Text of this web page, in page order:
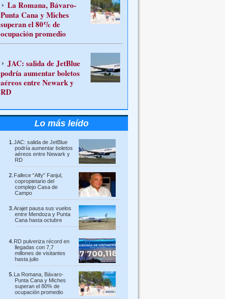
La Romana, Bávaro-
Punta Cana y Miches
superan el 80% de
ocupación promedio
JAC: salida de JetBlue
podría aumentar boletos
aéreos entre Newark y
RD
Lo más leído
JAC: salida de JetBlue
podría aumentar boletos
aéreos entre Newark y
RD
Fallece “Alfy” Fanjul,
copropietario del
complejo Casa de
Campo
Arajet pausa sus vuelos
entre Mendoza y Punta
Cana hasta octubre
RD pulveriza récord en
llegadas con 7,7
millones de visitantes
hasta julio
La Romana, Bávaro-
Punta Cana y Miches
superan el 80% de
ocupación promedio